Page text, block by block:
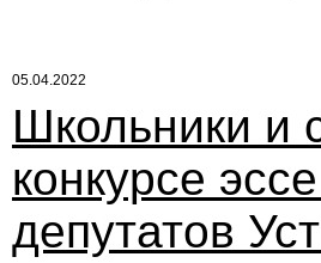
05.04.2022
Школьники и
конкурсе
депутатов